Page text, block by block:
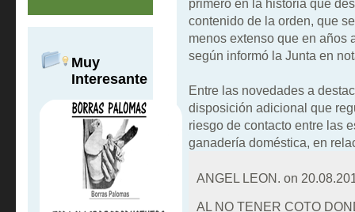
Muy
Interesante
primero en la historia que
contenido de la orden, que
menos extenso que en años
según informó la Junta en
Entre las novedades a
disposición adicional que
riesgo de contacto entre las
ganadería doméstica, en
ANGEL LEON. on
AL NO TENER COTO